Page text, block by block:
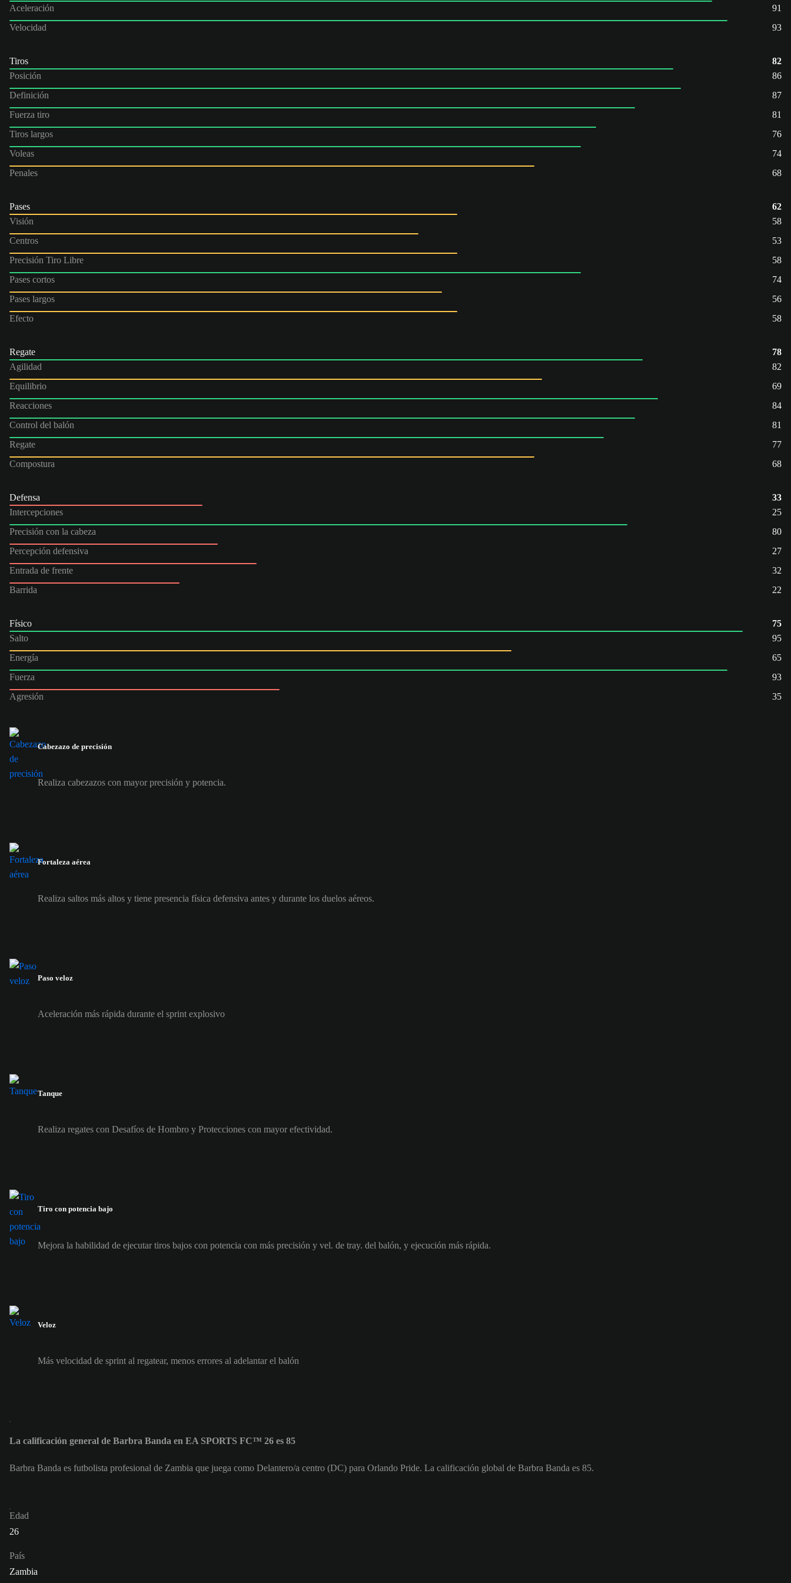
Aceleración
91
Velocidad
93
Tiros
82
Posición
86
Definición
87
Fuerza tiro
81
Tiros largos
76
Voleas
74
Penales
68
Pases
62
Visión
58
Centros
53
Precisión Tiro Libre
58
Pases cortos
74
Pases largos
56
Efecto
58
Regate
78
Agilidad
82
Equilibrio
69
Reacciones
84
Control del balón
81
Regate
77
Compostura
68
Defensa
33
Intercepciones
25
Precisión con la cabeza
80
Percepción defensiva
27
Entrada de frente
32
Barrida
22
Físico
75
Salto
95
Energía
65
Fuerza
93
Agresión
35
Cabezazo de precisión
Realiza cabezazos con mayor precisión y potencia.
Fortaleza aérea
Realiza saltos más altos y tiene presencia física defensiva antes y durante los duelos aéreos.
Paso veloz
Aceleración más rápida durante el sprint explosivo
Tanque
Realiza regates con Desafíos de Hombro y Protecciones con mayor efectividad.
Tiro con potencia bajo
Mejora la habilidad de ejecutar tiros bajos con potencia con más precisión y vel. de tray. del balón, y ejecución más rápida.
Veloz
Más velocidad de sprint al regatear, menos errores al adelantar el balón
La calificación general de Barbra Banda en EA SPORTS FC™ 26 es 85
Barbra Banda es futbolista profesional de Zambia que juega como Delantero/a centro (DC) para Orlando Pride. La calificación global de Barbra Banda es 85.
Edad
26
País
Zambia